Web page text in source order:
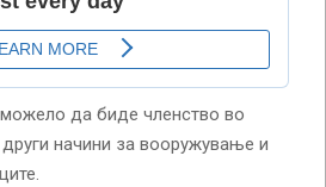
да биде членство во
начини за вооружување и